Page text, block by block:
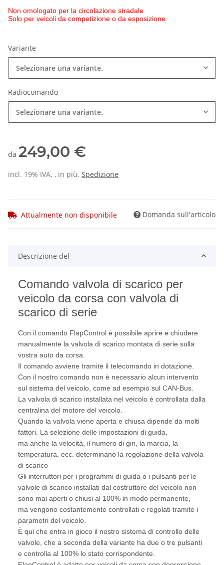
Non omologato per la circolazione stradale
Solo per veicoli da competizione o da esposizione
Variante
Selezionare una variante.
Radiocomando
Selezionare una variante.
da 249,00 €
incl. 19% IVA. , in più. Spedizione
Attualmente non disponibile Domanda sull'articolo
Descrizione del
Comando valvola di scarico per
veicolo da corsa con valvola di
scarico di serie
Con il comando FlapControl è possibile aprire e chiudere
manualmente la valvola di scarico montata di serie sulla
vostra auto da corsa.
Il comando avviene tramite il telecomando in dotazione.
Con il nostro comando non è necessario alcun intervento
sul sistema del veicolo, come ad esempio sul CAN-Bus.
La valvola di scarico installata nel veicolo è controllata dalla
centralina del motore del veicolo.
Quando la valvola viene aperta e chiusa dipende da molti
fattori. La selezione delle impostazioni di guida,
ma anche la velocità, il numero di giri, la marcia, la
temperatura, ecc. determinano la regolazione della valvola
di scarico
Gli interruttori per i programmi di guida o i pulsanti per le
valvole di scarico installati dal costruttore del veicolo non
sono mai aperti o chiusi al 100% in modo permanente,
ma vengono costantemente controllati e regolati tramite i
parametri del veicolo.
È qui che entra in gioco il nostro sistema di controllo delle
valvole, che a seconda della variante ha due o tre pulsanti
e controlla al 100% lo stato corrispondente.